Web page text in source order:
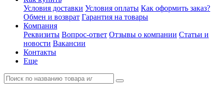
Условия доставки Условия оплаты Как оформить заказ?
Обмен и возврат Гарантия на товары
Компания
Реквизиты Вопрос-ответ Отзывы о компании Статьи и
новости Вакансии
Контакты
Еще